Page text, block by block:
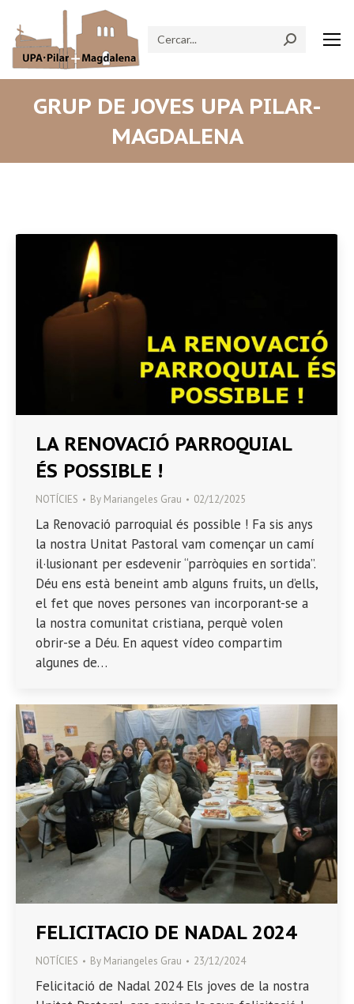
Search:
GRUP DE JOVES UPA PILAR-
MAGDALENA
LA RENOVACIÓ PARROQUIAL
ÉS POSSIBLE !
NOTÍCIES By Mariangeles Grau 02/12/2025
La Renovació parroquial és possible ! Fa sis anys
la nostra Unitat Pastoral vam començar un camí
il·lusionant per esdevenir “parròquies en sortida”.
Déu ens està beneint amb alguns fruits, un d’ells,
el fet que noves persones van incorporant-se a
la nostra comunitat cristiana, perquè volen
obrir-se a Déu. En aquest vídeo compartim
algunes de…
FELICITACIO DE NADAL 2024
NOTÍCIES By Mariangeles Grau 23/12/2024
Felicitació de Nadal 2024 Els joves de la nostra